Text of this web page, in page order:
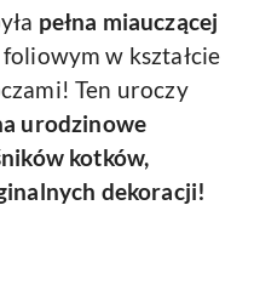
pełna miauczącej
w kształcie
Ten uroczy
urodzinowe
kotków,
dekoracji!